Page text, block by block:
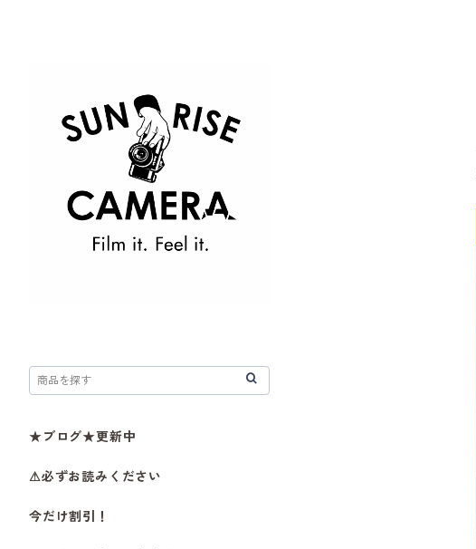
★ブログ★更新中
⚠必ずお読みください
今だけ割引！